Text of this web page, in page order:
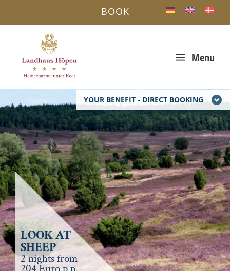
YOUR BENEFIT - DIRECT BOOKING
a Menu
BOOK
LOOK AT
SHEEP
2 nights from